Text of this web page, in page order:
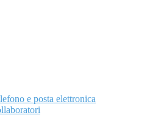
e posta elettronica